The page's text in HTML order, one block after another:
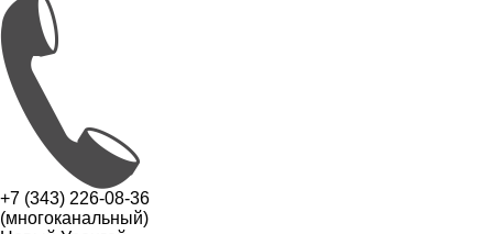
+7 (343) 226-08-36
(многоканальный)